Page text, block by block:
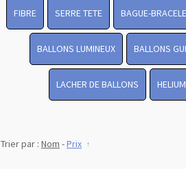
FIBRE SERRE TETE BAGUE-
BALLONS LUMINEUX BALLONS
LACHER DE BALLONS
Trier par : Nom -Prix